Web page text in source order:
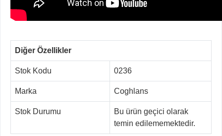
Diğer Özellikler
Stok Kodu 0236
Marka Coghlans
Stok Durumu
Bu ürün geçici olarak
temin edilememektedir.